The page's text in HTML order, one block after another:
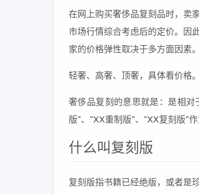
在网上购买奢侈品复刻品时，卖
市场行情综合考虑后的定价。因
家的价格弹性取决于多方面因素。
轻奢、高奢、顶奢，具体看价格
奢侈品复刻的意思就是：是相
版”、“XX重制版”、“XX复刻版”
什么叫复刻版
复刻版指书籍已经绝版，或者是